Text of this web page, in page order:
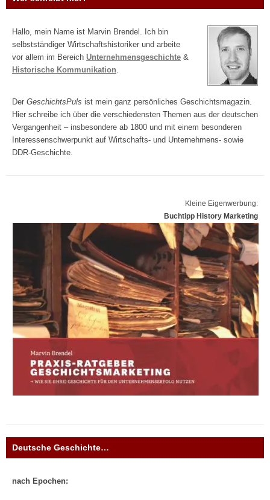
Hallo, mein Name ist Marvin Brendel. Ich bin
selbstständiger Wirtschaftshistoriker und arbeite
vor allem im Bereich Unternehmensgeschichte &
Historische Kommunikation
Der GeschichtsPuls ist mein ganz persönliches Geschichtsmagazin.
Hier schreibe ich über die verschiedensten Themen aus der deutschen
Vergangenheit – insbesondere ab 1800 und mit einem besonderen
Interessenschwerpunkt auf Wirtschafts- und Unternehmens- sowie
DDR-Geschichte.
Kleine Eigenwerbung:
Buchtipp History Marketing
Deutsche Geschichte…
nach Epochen: